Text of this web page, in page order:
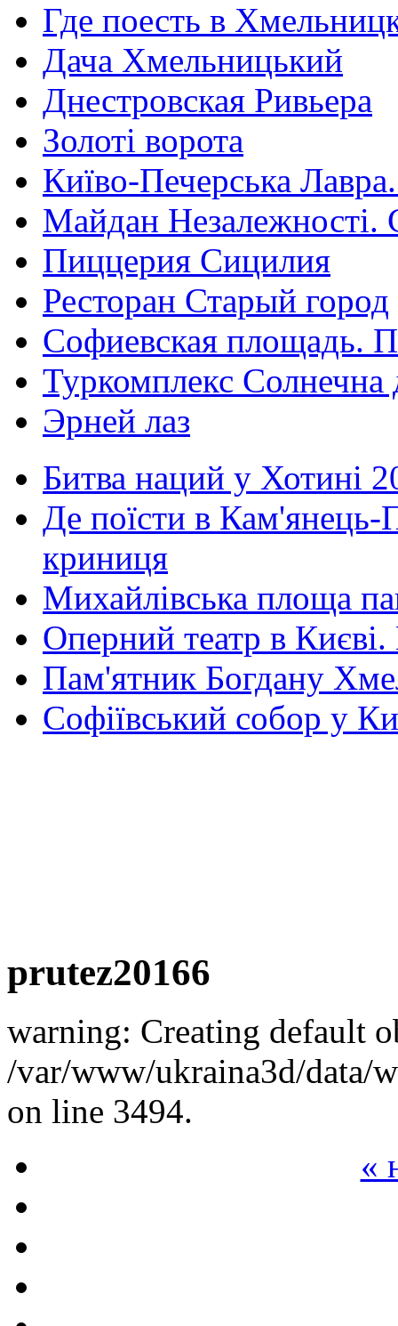
Где поесть в
Дача Хмельницький
Днестровская Ривьера
Золоті ворота
Київо-Печерська
Майдан Незалежності.
Пиццерия Сицилия
Ресторан Старый город
Софиевская площадь.
Туркомплекс Солнечна
Эрней лаз
Битва наций у Хотині
Де поїсти в Кам'янець-
криниця
Михайлівська площа
Оперний театр в
Пам'ятник Богдану
Софіївський собор у
prutez20166
warning: Creating default
/var/www/ukraina3d/data/
on line 3494.
«